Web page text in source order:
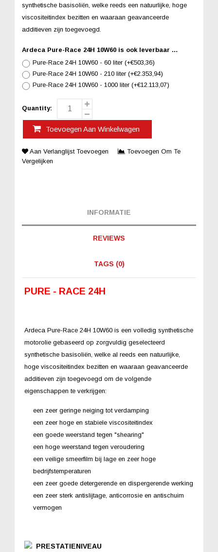
synthetische basisoliën, welke reeds een natuurlijke, hoge
viscositeitindex bezitten en waaraan geavanceerde
additieven zijn toegevoegd.
Ardeca Pure-Race 24H 10W60 is ook leverbaar in:
Pure-Race 24H 10W60 - 60 liter (+€503,36)
Pure-Race 24H 10W60 - 210 liter (+€2.353,94)
Pure-Race 24H 10W60 - 1000 liter (+€12.113,07)
Quantity:
Toevoegen Aan Winkelwagen
Aan Verlanglijst Toevoegen
Toevoegen Om Te
Vergelijken
INFORMATIE
REVIEWS
TAGS (0)
PURE - RACE 24H
Ardeca Pure-Race 24H 10W60 is een volledig synthetische
motorolie gebaseerd op zorgvuldig geselecteerd
synthetische basisoliën, welke al reeds een natuurlijke,
hoge viscositeitindex bezitten en waaraan geavanceerde
additieven zijn toegevoegd om de volgende
eigenschappen te verkrijgen:
een zeer geringe neiging tot verdamping
een zeer hoge en stabiele viscositeitindex
een goede weerstand tegen "shearing"
een hoge weerstand tegen veroudering
een veilige smeerfilm bij lage en zeer hoge
bedrijfstemperaturen
een zeer goede detergerende en dispergerende werking
een zeer sterk antislijtage, anticorrosie en antischuim
vermogen
PRESTATIENIVEAU